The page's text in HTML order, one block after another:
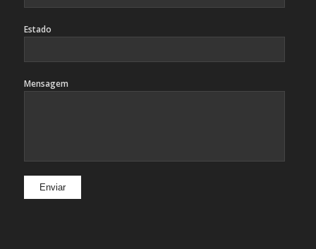
Estado
Mensagem